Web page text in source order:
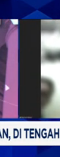
dalam
Wali